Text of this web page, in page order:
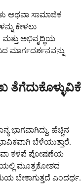
ಅಥವಾ ಸಾಮಾಜಿಕ
ಕೇಳಲು
ಅಭಿವೃದ್ಧಿಯ
ಮಾರ್ಗದರ್ಶನವನ್ನು
ಭಾಗವಾಗಿದ್ದು, ಹೆಚ್ಚಿನ
ಬೆಳೆಯುತ್ತಾರೆ.
ಕಳಪೆ ಪೋಷಣೆಯ
ಮೂತ್ರಕೋಶದ
ಬೇಕಾಗುತ್ತದೆ ಎಂದರ್ಥ.